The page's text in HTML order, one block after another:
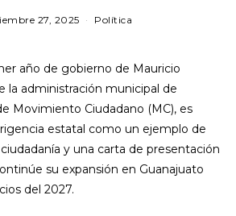
27, 2025 m
o
1
,
2
0
2
Política
año de gobierno de Mauricio
la administración municipal de
Movimiento Ciudadano (MC), es
estatal como un ejemplo de
y una carta de presentación
su expansión en Guanajuato
del 2027.